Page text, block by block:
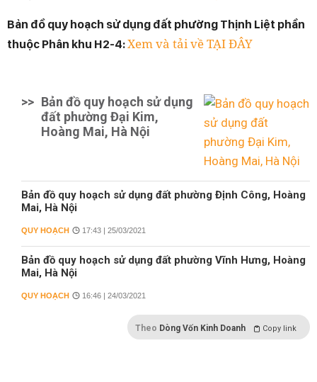
Bản đồ quy hoạch sử dụng đất phường Thịnh Liệt phần
thuộc Phân khu H2-4:Xem và tải về TẠI ĐÂY
>> Bản đồ quy hoạch sử dụng
đất phường Đại Kim,
Hoàng Mai, Hà Nội
Bản đồ quy hoạch sử dụng đất phường Định Công, Hoàng
Mai, Hà Nội
QUY HOẠCH 17:43 | 25/03/2021
Bản đồ quy hoạch sử dụng đất phường Vĩnh Hưng, Hoàng
Mai, Hà Nội
QUY HOẠCH 16:46 | 24/03/2021
Theo Dòng Vốn Kinh Doanh Copy link